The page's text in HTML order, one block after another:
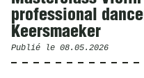
professional
Keersmaeker
Publié le 08.05.2026